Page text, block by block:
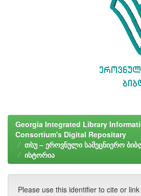
Georgia Integrated Library
Consortium's Digital Repositary
თსუ – ეროვნული სამეცნიერო
ისტორია
Please use this identifier to cite or